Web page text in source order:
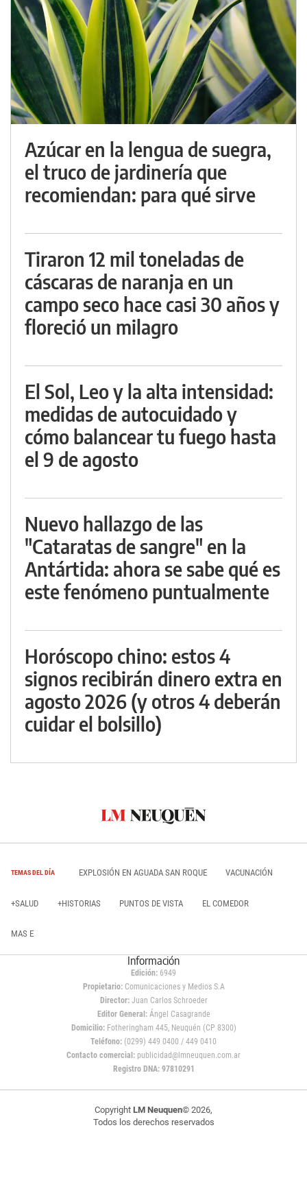
Azúcar en la lengua de suegra,
el truco de jardinería que
recomiendan: para qué sirve
Tiraron 12 mil toneladas de
cáscaras de naranja en un
campo seco hace casi 30 años y
floreció un milagro
El Sol, Leo y la alta intensidad:
medidas de autocuidado y
cómo balancear tu fuego hasta
el 9 de agosto
Nuevo hallazgo de las
"Cataratas de sangre" en la
Antártida: ahora se sabe qué es
este fenómeno puntualmente
Horóscopo chino: estos 4
signos recibirán dinero extra en
agosto 2026 (y otros 4 deberán
cuidar el bolsillo)
TEMAS DEL DÍA EXPLOSIÓN EN AGUADA SAN ROQUE VACUNACIÓN
+SALUD +HISTORIAS PUNTOS DE VISTA EL COMEDOR
MAS E
Información
Edición: 6949
Propietario:Comunicaciones y Medios S.A
Director: Juan Carlos Schroeder
Editor General:Ángel Casagrande
Domicilio:Fotheringham 445, Neuquén (CP 8300)
Teléfono: (0299) 449 0400 / 449 0410
Contacto comercial: publicidad@lmneuquen.com.ar
Registro DNA: 97810291
Copyright LM Neuquen© 2026,
Todos los derechos reservados